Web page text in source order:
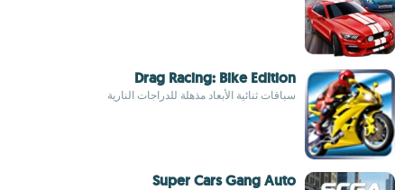
Drag Racing: Bike Edition
سباقات ثنائية الأبعاد مذهلة للدراجات النارية
Super Cars Gang Auto